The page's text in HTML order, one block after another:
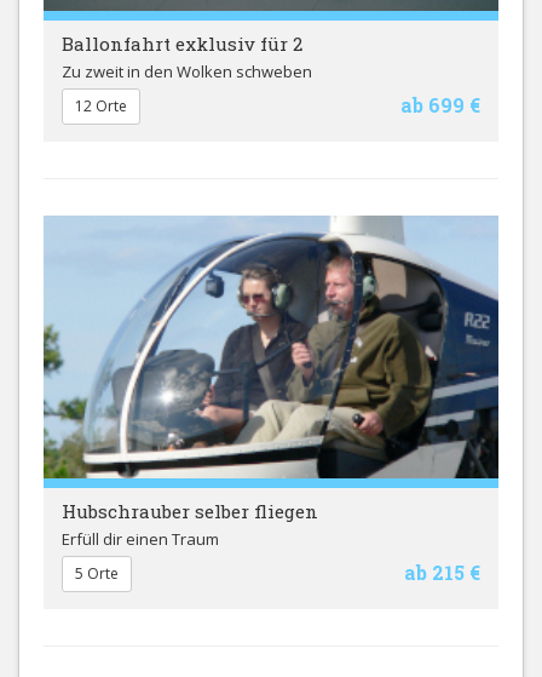
Ballonfahrt exklusiv für 2
Zu zweit in den Wolken schweben
ab 699 €
12 Orte
Hubschrauber selber fliegen
Erfüll dir einen Traum
ab 215 €
5 Orte